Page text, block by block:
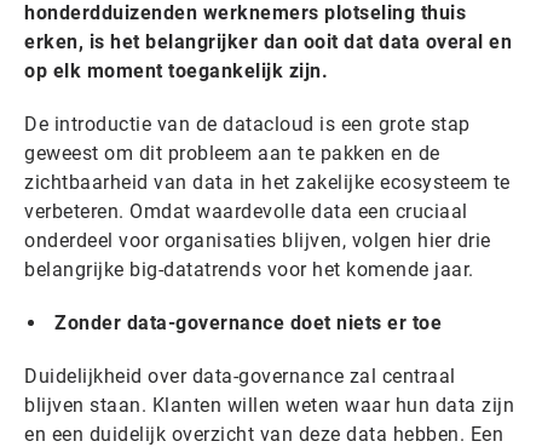
honderdduizenden werknemers plotseling thuis
erken, is het belangrijker dan ooit dat data overal en
op elk moment toegankelijk zijn.
De introductie van de datacloud is een grote stap
geweest om dit probleem aan te pakken en de
zichtbaarheid van data in het zakelijke ecosysteem te
verbeteren. Omdat waardevolle data een cruciaal
onderdeel voor organisaties blijven, volgen hier drie
belangrijke big-datatrends voor het komende jaar.
Zonder data-governance doet niets er toe
Duidelijkheid over data-governance zal centraal
blijven staan. Klanten willen weten waar hun data zijn
en een duidelijk overzicht van deze data hebben. Een